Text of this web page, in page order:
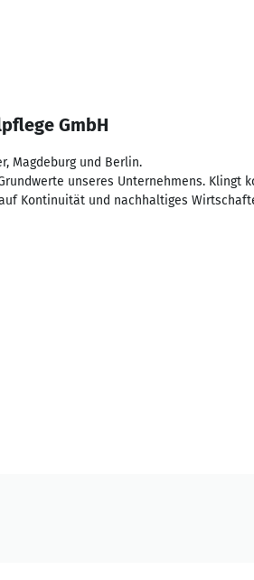
GmbH
Magdeburg und Berlin.
unseres Unternehmens. Klingt
Kontinuität und nachhaltiges